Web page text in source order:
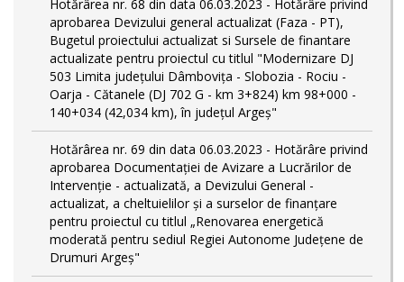
Hotărârea nr. 68 din data 06.03.2023 - Hotărâre privind
aprobarea Devizului general actualizat (Faza - PT),
Bugetul proiectului actualizat si Sursele de finantare
actualizate pentru proiectul cu titlul "Modernizare DJ
503 Limita județului Dâmbovița - Slobozia - Rociu -
Oarja - Cătanele (DJ 702 G - km 3+824) km 98+000 -
140+034 (42,034 km), în județul Argeș"
Hotărârea nr. 69 din data 06.03.2023 - Hotărâre privind
aprobarea Documentației de Avizare a Lucrărilor de
Intervenție - actualizată, a Devizului General -
actualizat, a cheltuielilor și a surselor de finanțare
pentru proiectul cu titlul „Renovarea energetică
moderată pentru sediul Regiei Autonome Județene de
Drumuri Argeș"